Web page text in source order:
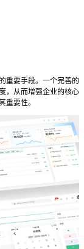
重要手段。一个完善的
，从而增强企业的核心
重要性。